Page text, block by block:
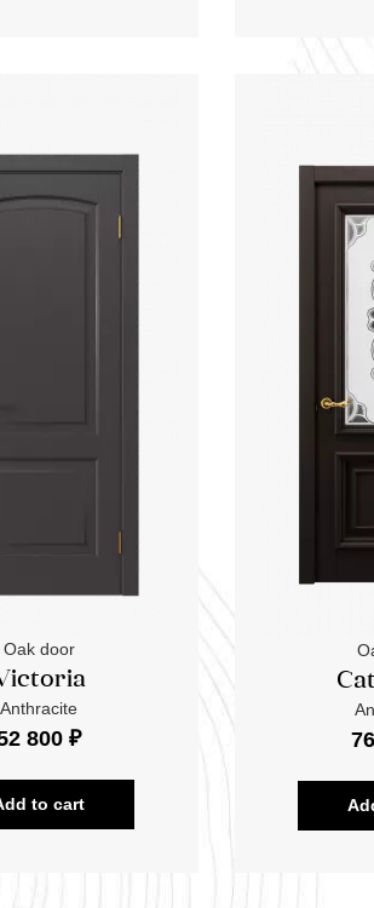
Oak door
Anthracite
800 ₽
to cart